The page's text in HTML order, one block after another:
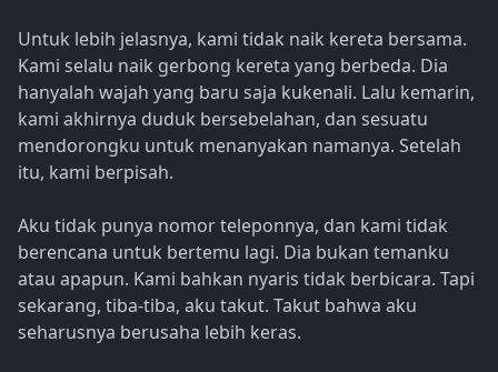
Untuk lebih jelasnya, kami tidak naik kereta bersama.
Kami selalu naik gerbong kereta yang berbeda. Dia
hanyalah wajah yang baru saja kukenali. Lalu kemarin,
kami akhirnya duduk bersebelahan, dan sesuatu
mendorongku untuk menanyakan namanya. Setelah
itu, kami berpisah.
Aku tidak punya nomor teleponnya, dan kami tidak
berencana untuk bertemu lagi. Dia bukan temanku
atau apapun. Kami bahkan nyaris tidak berbicara. Tapi
sekarang, tiba-tiba, aku takut. Takut bahwa aku
seharusnya berusaha lebih keras.